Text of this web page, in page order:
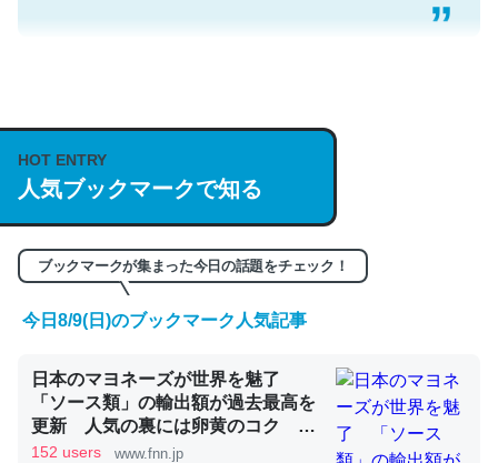
説してる記事が少ないので貴重な良記事。/続編来た
https://isobe324649.hatenablog.com/entry/2023/03/27
/064121
─GPTの仕組みと限界についての考察（１） - conceptualization
くらい。小説でいう「ずっと前の伏線」は回収されないけ
ど、短期記憶というには多い分量。進化すればするほど分
かりやすく強くなりそう
HOT ENTRY
人気ブックマークで知る
ブックマークが集まった今日の話題をチェック！
今日8/9(日)のブックマーク人気記事
日本のマヨネーズが世界を魅了
「ソース類」の輸出額が過去最高を
更新 人気の裏には卵黄のコク ア
メリカでは“日本風”が誕生｜FNNプ
152 users www.fnn.jp